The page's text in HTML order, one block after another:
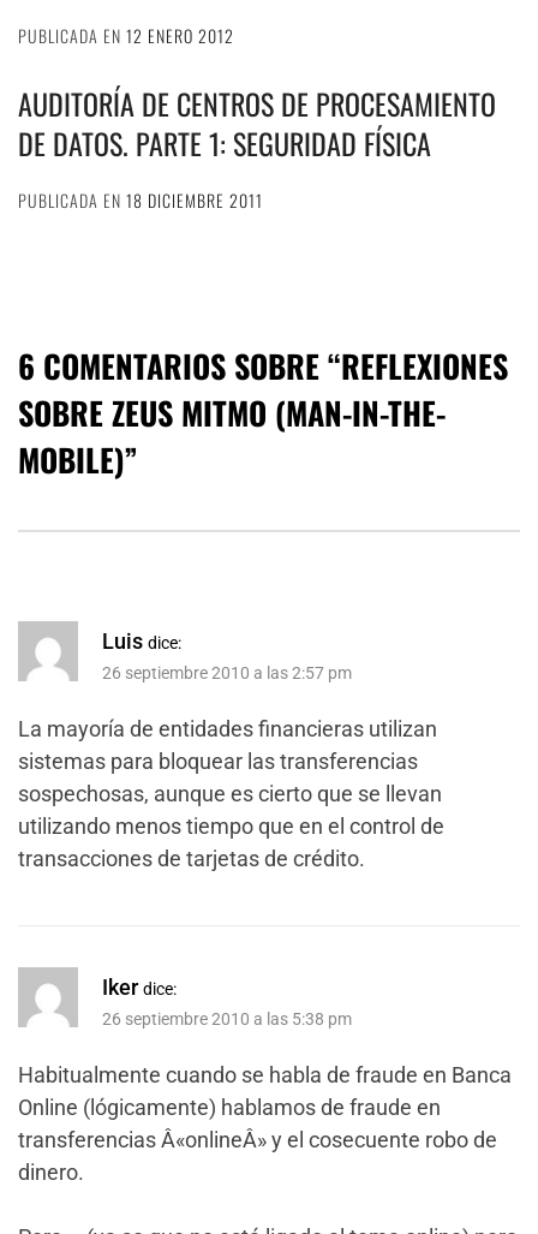
PUBLICADA EN 12 ENERO 2012
AUDITORÍA DE CENTROS DE PROCESAMIENTO
DE DATOS. PARTE 1: SEGURIDAD FÍSICA
PUBLICADA EN 18 DICIEMBRE 2011
6 COMENTARIOS SOBRE “REFLEXIONES
SOBRE ZEUS MITMO (MAN-IN-THE-
MOBILE)”
Luis dice:
26 septiembre 2010 a las 2:57 pm
La mayoría de entidades financieras utilizan
sistemas para bloquear las transferencias
sospechosas, aunque es cierto que se llevan
utilizando menos tiempo que en el control de
transacciones de tarjetas de crédito.
Iker dice:
26 septiembre 2010 a las 5:38 pm
Habitualmente cuando se habla de fraude en Banca
Online (lógicamente) hablamos de fraude en
transferencias Â«onlineÂ» y el cosecuente robo de
dinero.